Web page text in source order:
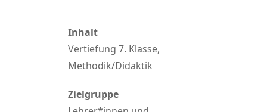
Inhalt
Vertiefung 7. Klasse,
Methodik/Didaktik
Zielgruppe